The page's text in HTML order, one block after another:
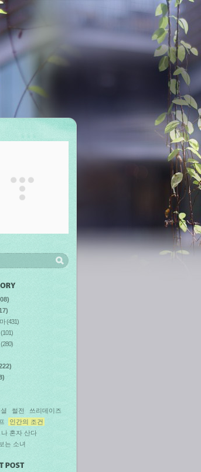
(431)
(101)
(280)
썰전
쓰리데이즈
인간의 조건
나 혼자 산다
는 소녀